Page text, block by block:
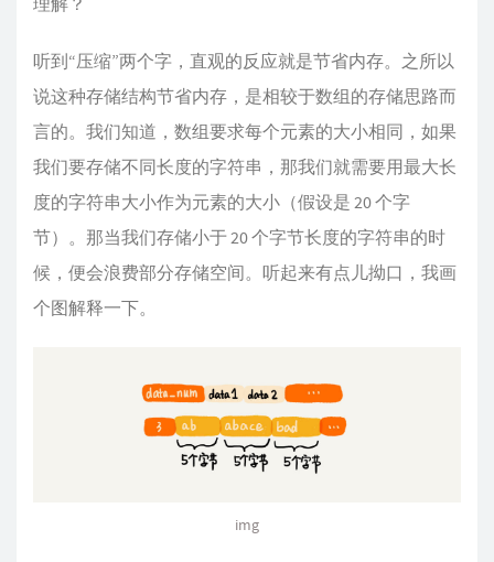
听到“压缩”两个字，直观的反应就是节省内存。之所以
说这种存储结构节省内存，是相较于数组的存储思路而
言的。我们知道，数组要求每个元素的大小相同，如果
我们要存储不同长度的字符串，那我们就需要用最大长
度的字符串大小作为元素的大小（假设是 20 个字
节）。那当我们存储小于 20 个字节长度的字符串的时
候，便会浪费部分存储空间。听起来有点儿拗口，我画
个图解释一下。
img